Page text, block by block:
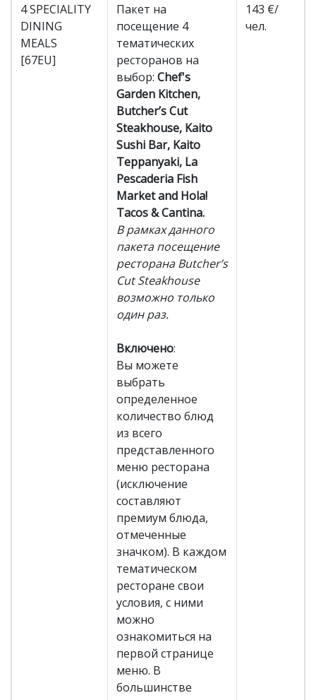
4 SPECIALITY
DINING
MEALS
[67EU]
Пакет на
посещение 4
тематических
ресторанов на
выбор: Chef's
Garden Kitchen,
Butcher’s Cut
Steakhouse, Kaito
Sushi Bar, Kaito
Teppanyaki, La
Pescaderia Fish
Market and Hola!
Tacos & Cantina.
В рамках данного
пакета посещение
ресторана Butcher’s
Cut Steakhouse
возможно только
один раз.
Включено:
Вы можете
выбрать
определенное
количество блюд
из всего
представленного
меню ресторана
(исключение
составляют
премиум блюда,
отмеченные
значком). В каждом
тематическом
ресторане свои
условия, с ними
можно
ознакомиться на
первой странице
меню. В
большинстве
143 €/
чел.